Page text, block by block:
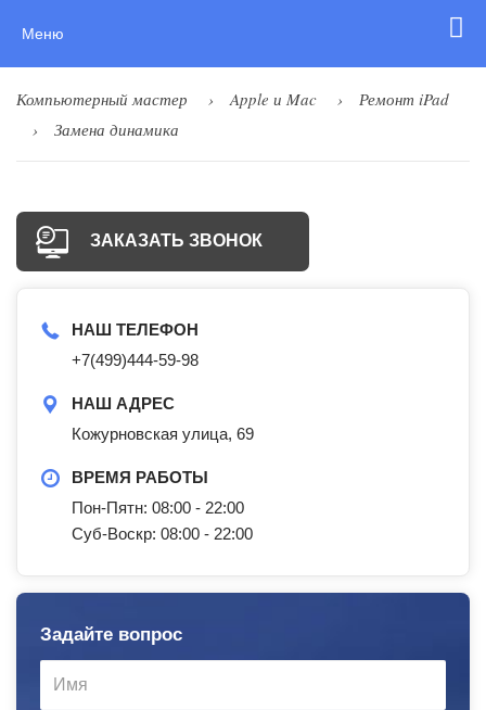
Меню
Компьютерный мастер Apple и Mac
Ремонт iPad
Замена динамика
ЗАКАЗАТЬ ЗВОНОК
НАШ ТЕЛЕФОН
+7(499)444-59-98
НАШ АДРЕС
Кожурновская улица, 69
ВРЕМЯ РАБОТЫ
Пон-Пятн: 08:00 - 22:00
Суб-Воскр: 08:00 - 22:00
Задайте вопрос